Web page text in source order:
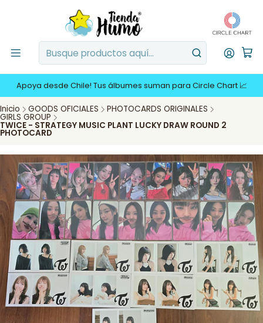
Apoya desde Chile! Tus álbumes suman para Circle Chart 📈
Inicio GOODS OFICIALES PHOTOCARDS ORIGINALES
GIRLS GROUP
TWICE - STRATEGY MUSIC PLANT LUCKY DRAW ROUND 2
PHOTOCARD